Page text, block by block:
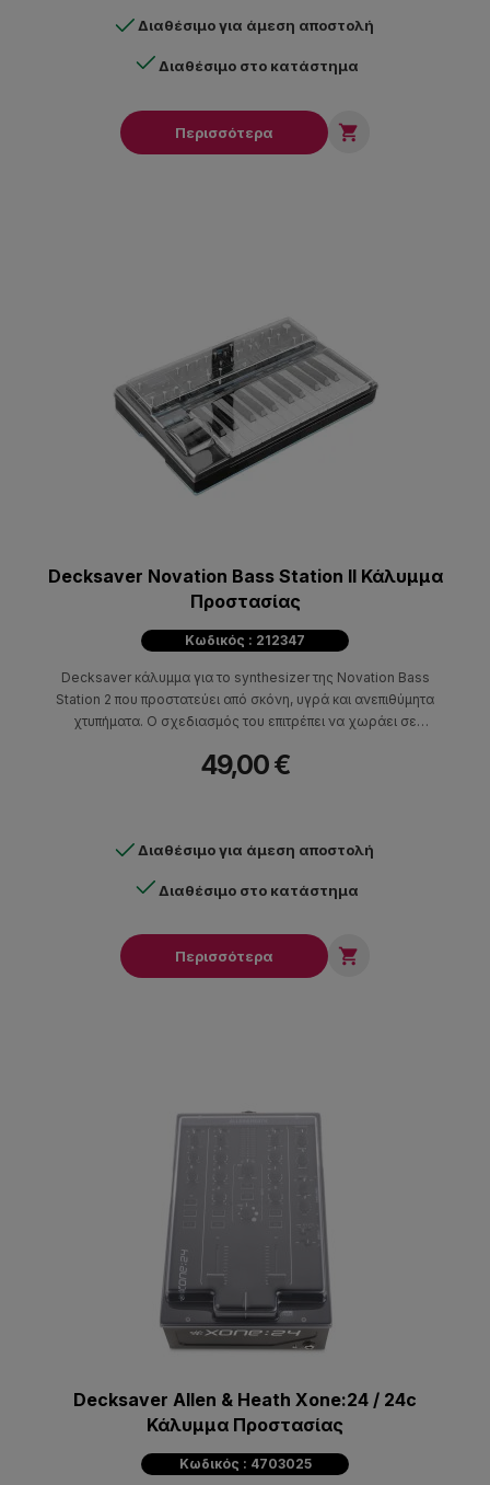
Διαθέσιμο για άμεση αποστολή
Διαθέσιμο στο κατάστημα
Περισσότερα 
Decksaver Novation Bass Station II Κάλυμμα
Προστασίας
Κωδικός : 212347
Decksaver κάλυμμα για τo synthesizer της Novation Bass
Station 2 που προστατεύει από σκόνη, υγρά και ανεπιθύμητα
χτυπήματα. Ο σχεδιασμός του επιτρέπει να χωράει σε
49,00 €
Διαθέσιμο για άμεση αποστολή
Διαθέσιμο στο κατάστημα
Περισσότερα 
Decksaver Allen & Heath Xone:24 / 24c
Κάλυμμα Προστασίας
Κωδικός : 4703025